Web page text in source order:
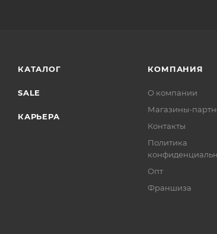
КАТАЛОГ
SALE
КАРЬЕРА
КОМПАНИЯ
О компании
Магазины-
Контакты
Политика
Опт
Франшиза